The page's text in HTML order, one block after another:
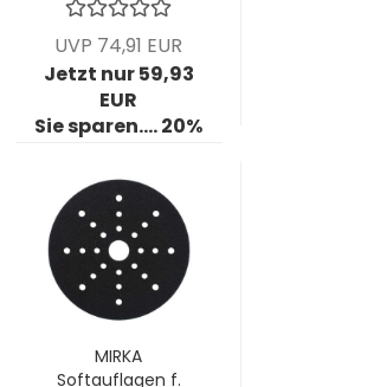
Stück
UVP 74,91 EUR
Jetzt nur 59,93
EUR
Sie sparen.... 20%
MIRKA
Softauflagen f.